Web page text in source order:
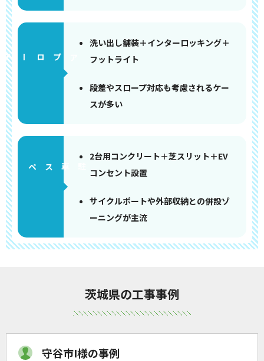
アプローチ
洗い出し舗装＋インターロッキング＋
フットライト
段差やスロープ対応も考慮されるケー
スが多い
2台用コンクリート＋芝スリット＋EV
コンセント設置
サイクルポートや外部収納との併設ゾ
ーニングが主流
茨城県の工事事例
守谷市I様の事例